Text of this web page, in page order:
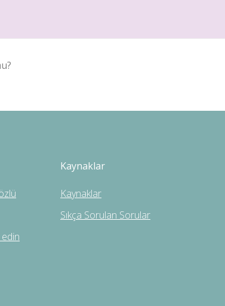
Kaynaklar
Kaynaklar
Sıkça Sorulan Sorular